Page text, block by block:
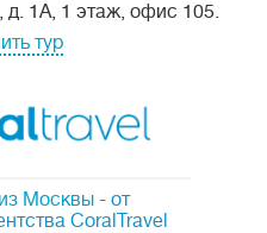
Москвы - от
CoralTravel
д. 1А, 1 этаж, офис 105.
тур